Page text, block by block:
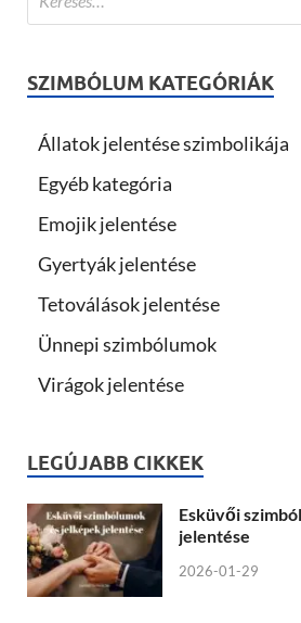
SZIMBÓLUM KATEGÓRIÁK
Állatok jelentése szimbolikája
Egyéb kategória
Emojik jelentése
Gyertyák jelentése
Tetoválások jelentése
Ünnepi szimbólumok
Virágok jelentése
LEGÚJABB CIKKEK
Esküvői
jelentése
2026-01-29